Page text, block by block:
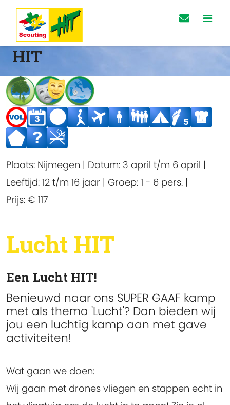
HIT
Plaats: Nijmegen | Datum: 3 april t/m 6 april |
Leeftijd: 12 t/m 16 jaar | Groep: 1 - 6 pers. |
Prijs: € 117
Lucht HIT
Een Lucht HIT!
Benieuwd naar ons SUPER GAAF kamp
met als thema 'Lucht'? Dan bieden wij
jou een luchtig kamp aan met gave
activiteiten!
Wat gaan we doen:
Wij gaan met drones vliegen en stappen echt in